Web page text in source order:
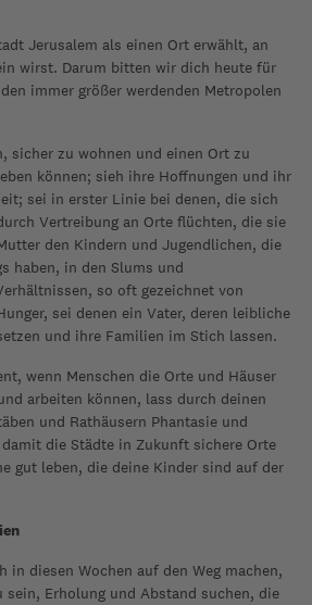
Jerusalem als einen Ort erwählt, an
wirst. Darum bitten wir dich heute für
immer größer werdenden Metropolen
sicher zu wohnen und einen Ort zu
können; sieh ihre Hoffnungen und ihr
sei in erster Linie bei denen, die sich
Vertreibung an Orte flüchten, die sie
den Kindern und Jugendlichen, die
haben, in den Slums und
so oft gezeichnet von
sei denen ein Vater, deren leibliche
und ihre Familien im Stich lassen.
wenn Menschen die Orte und Häuser
arbeiten können, lass durch deinen
und Rathäusern Phantasie und
die Städte in Zukunft sichere Orte
gut leben, die deine Kinder sind auf der
in diesen Wochen auf den Weg machen,
Erholung und Abstand suchen, die